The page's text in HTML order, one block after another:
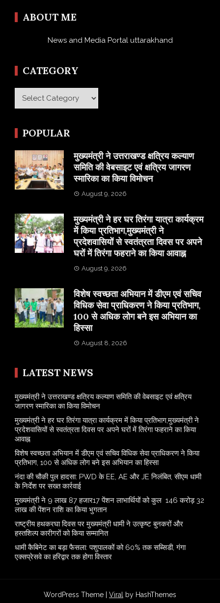
ABOUT ME
News and Media Portal uttarakhand
CATEGORY
Category
POPULAR
मुख्यमंत्री ने उत्तराखण्ड क्षत्रिय कल्याण
समिति की वेबसाइट एवं क्षत्रिय जागरण
स्मारिका का किया विमोचन
August 9, 2026
मुख्यमंत्री ने हर घर तिरंगा यात्रा कार्यक्रम
में किया प्रतिभाग,मुख्यमंत्री ने
प्रदेशवासियों से स्वतंत्रता दिवस पर अपने
घरों में तिरंगा फहराने का किया आवाह्न
August 9, 2026
विशेष स्वच्छता अभियान में डीएम एवं सचिव
विधिक सेवा प्राधिकरण ने किया प्रतिभाग,
100 से अधिक लोग बने इस अभियान का
हिस्सा
August 8, 2026
LATEST NEWS
मुख्यमंत्री ने उत्तराखण्ड क्षत्रिय कल्याण समिति की वेबसाइट एवं क्षत्रिय
जागरण स्मारिका का किया विमोचन
मुख्यमंत्री ने हर घर तिरंगा यात्रा कार्यक्रम में किया प्रतिभाग,मुख्यमंत्री ने
प्रदेशवासियों से स्वतंत्रता दिवस पर अपने घरों में तिरंगा फहराने का किया
आवाह्न
विशेष स्वच्छता अभियान में डीएम एवं सचिव विधिक सेवा प्राधिकरण ने किया
प्रतिभाग, 100 से अधिक लोग बने इस अभियान का हिस्सा
नंदा की चौकी पुल हादसा: PWD के EE, AE और JE निलंबित, सीएम धामी
के निर्देश पर सख्त कार्रवाई
मुख्यमंत्री ने 9 लाख 87 हजार17 पेंशन लाभार्थियों को कुल 146 करोड़ 32
लाख की पेंशन राशि का किया भुगतान
राष्ट्रीय हथकरघा दिवस पर मुख्यमंत्री धामी ने उत्कृष्ट बुनकरों और
हस्तशिल्प कारीगरों को किया सम्मानित
​धामी कैबिनेट का बड़ा फैसला: पशुपालकों को 60% तक सब्सिडी, गंगा
एक्सप्रेसवे का हरिद्वार तक होगा विस्तार
WordPress Theme | Viral by HashThemes